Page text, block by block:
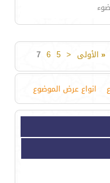
« الأولى <
5
6
7
انواع عرض الموضوع